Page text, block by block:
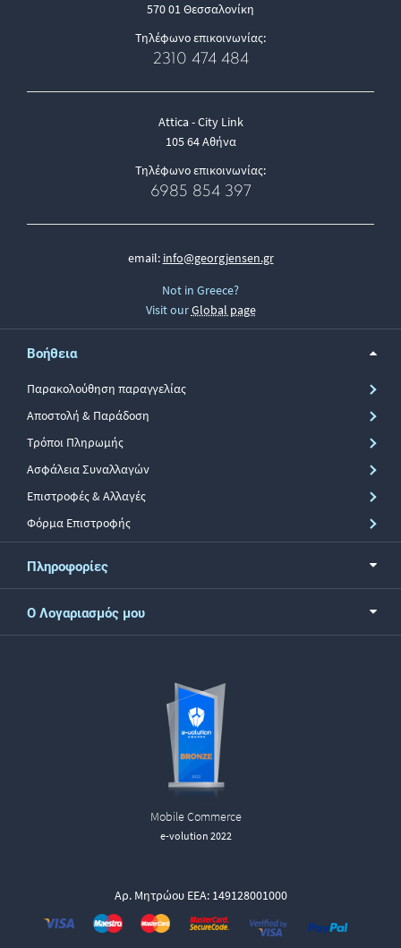
570 01 Θεσσαλονίκη
Τηλέφωνο επικοινωνίας:
2310 474 484
Attica - City Link
105 64 Αθήνα
Τηλέφωνο επικοινωνίας:
6985 854 397
email: info@georgjensen.gr
Not in Greece?
Visit ourGlobal page
Βοήθεια
Παρακολούθηση παραγγελίας
Αποστολή & Παράδοση
Τρόποι Πληρωμής
Ασφάλεια Συναλλαγών
Επιστροφές & Αλλαγές
Φόρμα Επιστροφής
Πληροφορίες
Ο Λογαριασμός μου
Mobile Commerce
e-volution 2022
Αρ. Μητρώου ΕΕΑ: 149128001000